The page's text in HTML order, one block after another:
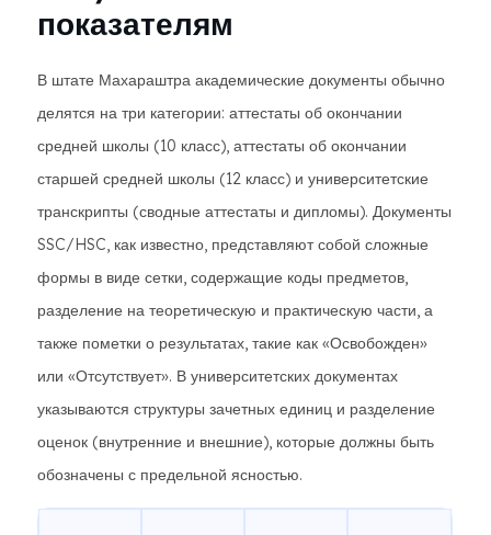
показателям
В штате Махараштра академические документы обычно
делятся на три категории: аттестаты об окончании
средней школы (10 класс), аттестаты об окончании
старшей средней школы (12 класс) и университетские
транскрипты (сводные аттестаты и дипломы). Документы
SSC/HSC, как известно, представляют собой сложные
формы в виде сетки, содержащие коды предметов,
разделение на теоретическую и практическую части, а
также пометки о результатах, такие как «Освобожден»
или «Отсутствует». В университетских документах
указываются структуры зачетных единиц и разделение
оценок (внутренние и внешние), которые должны быть
обозначены с предельной ясностью.